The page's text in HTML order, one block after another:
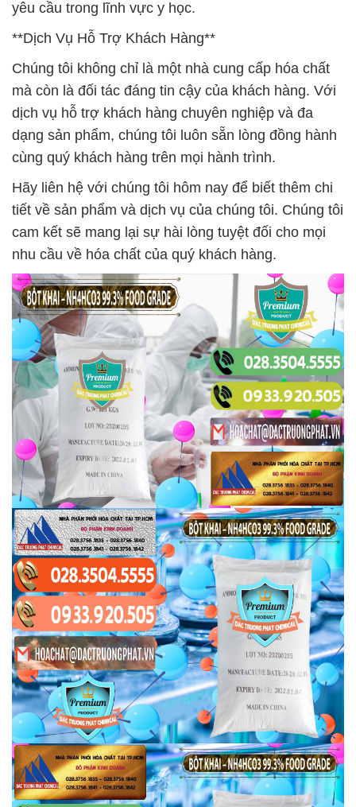
yêu cầu trong lĩnh vực y học.
**Dịch Vụ Hỗ Trợ Khách Hàng**
Chúng tôi không chỉ là một nhà cung cấp hóa chất
mà còn là đối tác đáng tin cậy của khách hàng. Với
dịch vụ hỗ trợ khách hàng chuyên nghiệp và đa
dạng sản phẩm, chúng tôi luôn sẵn lòng đồng hành
cùng quý khách hàng trên mọi hành trình.
Hãy liên hệ với chúng tôi hôm nay để biết thêm chi
tiết về sản phẩm và dịch vụ của chúng tôi. Chúng tôi
cam kết sẽ mang lại sự hài lòng tuyệt đối cho mọi
nhu cầu về hóa chất của quý khách hàng.